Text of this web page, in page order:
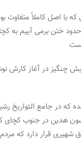
که با اصل کاملاً
ختن برمی آییم به
چنگیز در آغاز کارش
که در جامع
قرار دارد که